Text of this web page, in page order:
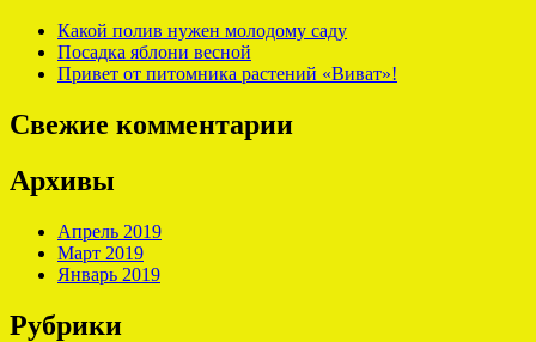
Какой полив нужен молодому саду
Посадка яблони весной
Привет от питомника растений «Виват»!
Свежие комментарии
Архивы
Апрель 2019
Март 2019
Январь 2019
Рубрики